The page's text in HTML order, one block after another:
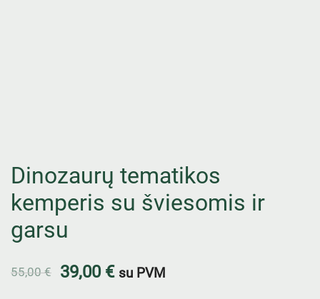
Dinozaurų tematikos
kemperis su šviesomis ir
garsu
55,00€ 39,00 € su PVM